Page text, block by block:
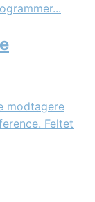
modtagere
Feltet